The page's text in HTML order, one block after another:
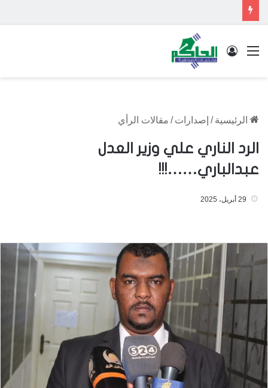
القائمة تسجيل الدخول
الرئيسية / إصدارات / مقالات الرأي
الرد الناري علي وزير العدل
عبدالباري……!!!
29 أبريل، 2025